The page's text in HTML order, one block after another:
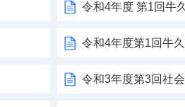
令和4年度 第1回牛
令和4年度第1回牛
令和3年度第3回社